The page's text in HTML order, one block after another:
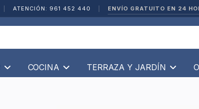
ATENCIÓN: 961 452 440 ENVÍO GRATUITO EN 24
COCINA TERRAZA Y JARDÍN